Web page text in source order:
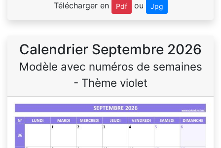
Télécharger en Pdf ou Jpg
Calendrier Septembre 2026
Modèle avec numéros de semaines
- Thème violet